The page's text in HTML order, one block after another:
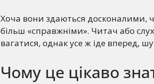
Хоча вони здаються досконалими,
більш «справжніми». Читач або
вагатися, однак усе ж іде вперед,
Чому це цікаво